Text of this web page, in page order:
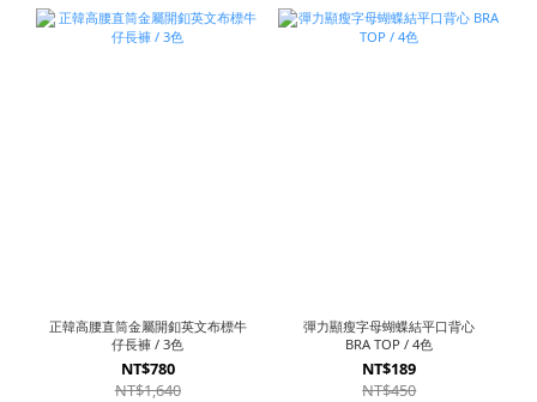
正韓高腰直筒金屬開釦英文布標牛
仔長褲 / 3色
NT$780
NT$1,640
彈力顯瘦字母蝴蝶結平口背心
BRA TOP / 4色
NT$189
NT$450